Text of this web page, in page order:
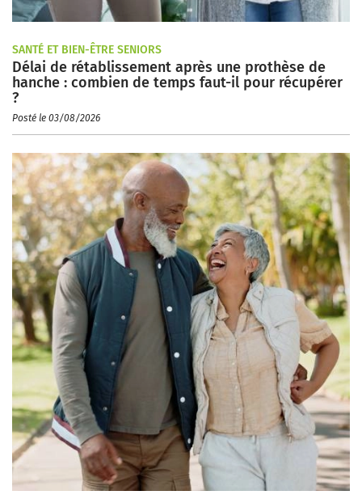
SANTÉ ET BIEN-ÊTRE SENIORS
Délai de rétablissement après une prothèse de
hanche : combien de temps faut-il pour récupérer
?
Posté le 03/08/2026